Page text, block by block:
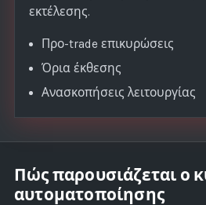
εκτέλεσης.
Προ-trade επικυρώσεις
Όρια έκθεσης
Ανασκοπήσεις λειτουργίας
Πώς παρουσιάζεται ο
αυτοματοποίησης